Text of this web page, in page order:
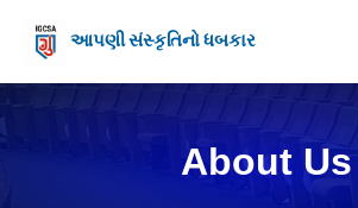
આપણી સંસ્કૃતિનો ધબકાર
About Us